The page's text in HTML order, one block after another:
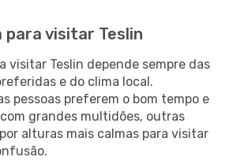
para visitar Teslin
visitar Teslin depende sempre das
e do clima local.
pessoas preferem o bom tempo e
grandes multidões, outras
alturas mais calmas para visitar